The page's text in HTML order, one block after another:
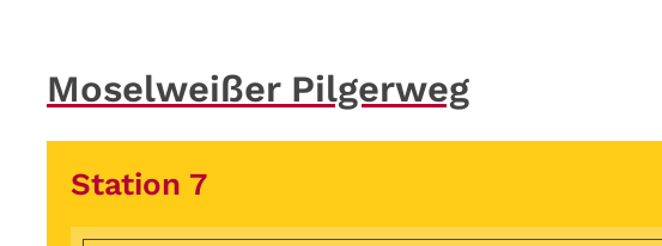
Moselweißer Pilgerweg
Station 7